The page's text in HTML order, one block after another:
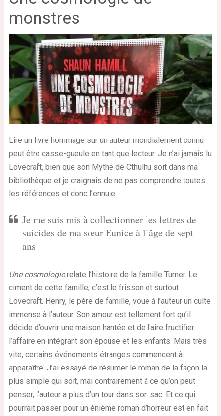
monstres
Lire un livre hommage sur un auteur mondialement connu
peut être casse-gueule en tant que lecteur. Je n’ai jamais lu
Lovecraft, bien que son Mythe de Cthulhu soit dans ma
bibliothèque et je craignais de ne pas comprendre toutes
les références et donc l’ennuie.
Je me suis mis à collectionner les lettres de
suicides de ma sœur Eunice à l’âge de sept
ans
Une cosmologierelate l’histoire de la famille Turner. Le
ciment de cette famille, c’est le frisson et surtout
Lovecraft. Henry, le père de famille, voue à l’auteur un culte
immense à l’auteur. Son amour est tellement fort qu’il
décide d’ouvrir une maison hantée et de faire fructifier
l’affaire en intégrant son épouse et les enfants. Mais très
vite, certains événements étranges commencent à
apparaître. J’ai essayé de résumer le roman de la façon la
plus simple qui soit, mai contrairement à ce qu’on peut
penser, l’auteur a plus d’un tour dans son sac. Et ce qui
pourrait passer pour un énième roman d’horreur est en fait